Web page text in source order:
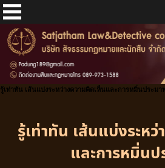
รู้เท่าทัน เส้นแบ่งระหว่างความคิดเห็นและการหมิ่นประมา
รู้เท่าทัน เส้นแบ่งระห
และการหมิ่นป